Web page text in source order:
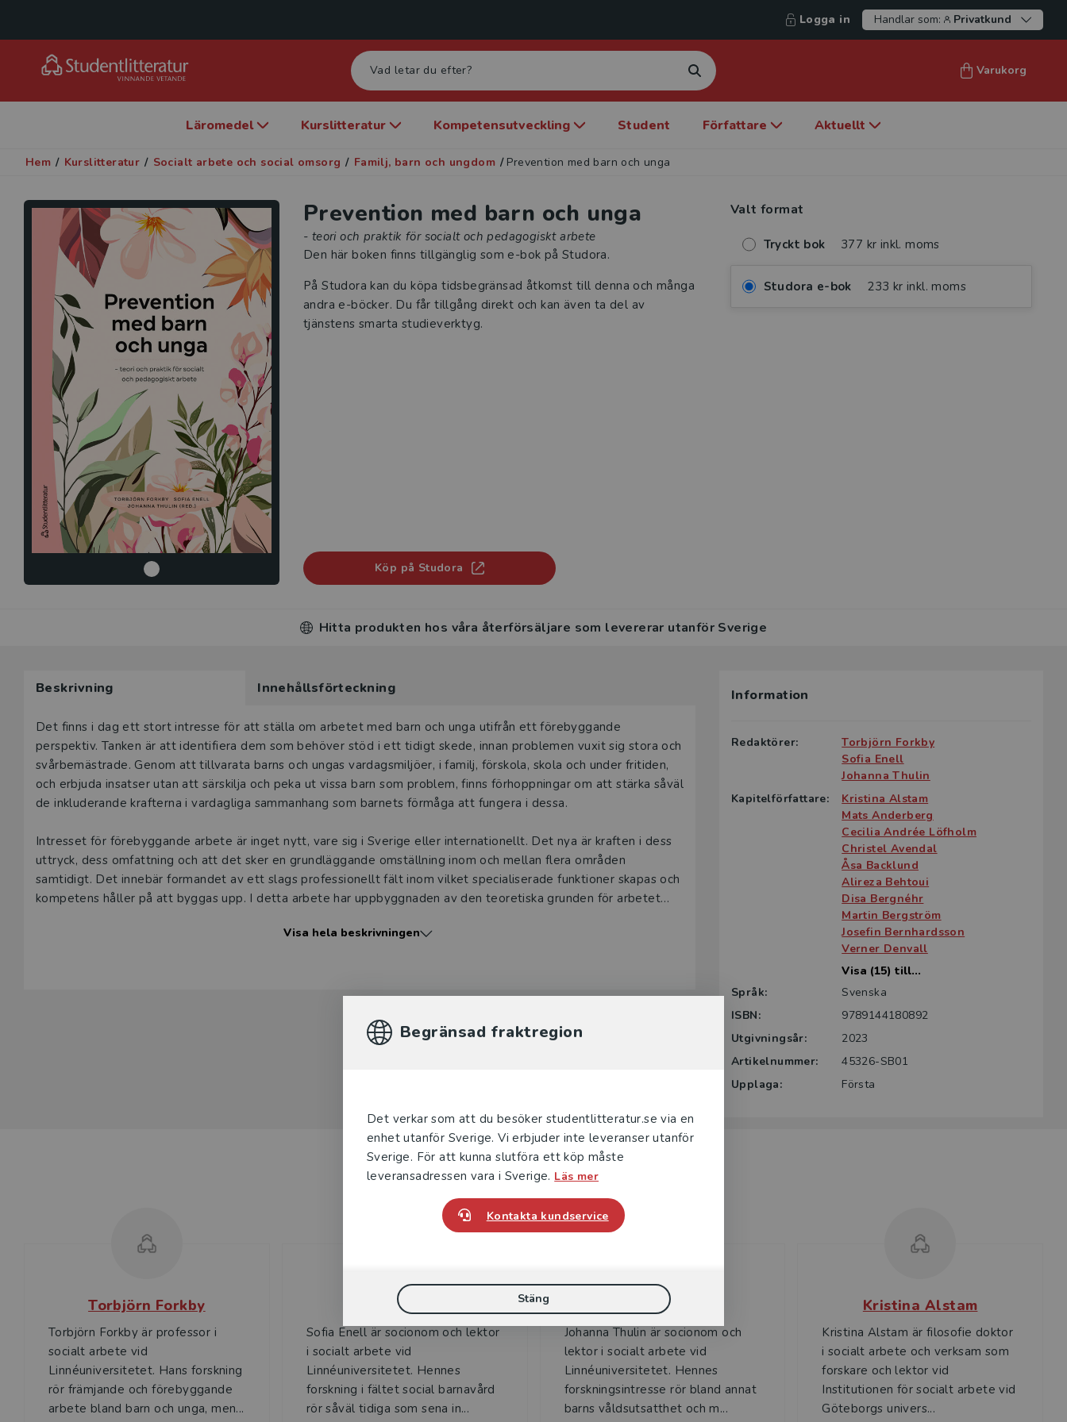
Begränsad fraktregion
Det verkar som att du besöker studentlitteratur.se via en
enhet utanför Sverige. Vi erbjuder inte leveranser utanför
Sverige. För att kunna slutföra ett köp måste
leveransadressen vara i Sverige. Läs mer
Kontakta kundservice
Stäng
Logga in Handlar som: Privatkund
Varukorg
Läromedel Kurslitteratur Kompetensutveckling Student Författare Aktuellt
Hem / Kurslitteratur / Socialt arbete och social omsorg / Familj, barn och ungdom / Prevention med barn och unga
Prevention med barn och unga
- teori och praktik för socialt och pedagogiskt arbete
Den här boken finns tillgänglig som e-bok på Studora.
På Studora kan du köpa tidsbegränsad åtkomst till denna och många
andra e-böcker. Du får tillgång direkt och kan även ta del av
tjänstens smarta studieverktyg.
Köp på Studora
Valt format
Tryckt bok 377 kr inkl. moms
Studora e-bok 233 kr inkl. moms
Hitta produkten hos våra återförsäljare som levererar utanför Sverige
Beskrivning Innehållsförteckning
Beskrivning
Det finns i dag ett stort intresse för att ställa om arbetet med barn och unga utifrån ett förebyggande
perspektiv. Tanken är att identifiera dem som behöver stöd i ett tidigt skede, innan problemen vuxit sig stora och
svårbemästrade. Genom att tillvarata barns och ungas vardagsmiljöer, i familj, förskola, skola och under fritiden,
och erbjuda insatser utan att särskilja och peka ut vissa barn som problem, finns förhoppningar om att stärka såväl
de inkluderande krafterna i vardagliga sammanhang som barnets förmåga att fungera i dessa.
Intresset för förebyggande arbete är inget nytt, vare sig i Sverige eller internationellt. Det nya är kraften i dess
uttryck, dess omfattning och att det sker en grundläggande omställning inom och mellan flera områden
samtidigt. Det innebär formandet av ett slags professionellt fält inom vilket specialiserade funktioner skapas och
kompetens håller på att byggas upp. I detta arbete har uppbyggnaden av den teoretiska grunden för arbetet
kunskapsbas om preventivt arbete med barn och unga i Sverige i dag.
samt andra närliggande ämnen. Boken är också av intresse för politiker och myndigheter där samtal förs och
Visa hela beskrivningen
Information
Redaktörer:
Torbjörn Forkby
Sofia Enell
Johanna Thulin
Kapitelförfattare:
Kristina Alstam
Mats Anderberg
Cecilia Andrée Löfholm
Christel Avendal
Åsa Backlund
Alireza Behtoui
Disa Bergnéhr
Martin Bergström
Josefin Bernhardsson
Verner Denvall
Visa (15) till...
Språk:
Svenska
ISBN:
9789144180892
Utgivningsår:
2023
Artikelnummer:
45326-SB01
Upplaga:
Första
Författare
Torbjörn Forkby
Torbjörn Forkby är professor i
socialt arbete vid
Linnéuniversitetet. Hans forskning
rör främjande och förebyggande
arbete bland barn och unga, men...
Sofia Enell
Sofia Enell är socionom och lektor
i socialt arbete vid
Linnéuniversitetet. Hennes
forskning i fältet social barnavård
rör såväl tidiga som sena in...
Johanna Thulin
Johanna Thulin är socionom och
lektor i socialt arbete vid
Linnéuniversitetet. Hennes
forskningsintresse rör bland annat
barns våldsutsatthet och m...
Kristina Alstam
Kristina Alstam är filosofie doktor
i socialt arbete och verksam som
forskare och lektor vid
Institutionen för socialt arbete vid
Göteborgs univers...